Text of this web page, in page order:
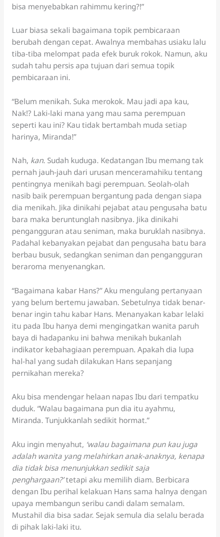
bisa menyebabkan rahimmu kering?!”
Luar biasa sekali bagaimana topik pembicaraan
berubah dengan cepat. Awalnya membahas usiaku lalu
tiba-tiba melompat pada efek buruk rokok. Namun, aku
sudah tahu persis apa tujuan dari semua topik
pembicaraan ini.
“Belum menikah. Suka merokok. Mau jadi apa kau,
Nak!? Laki-laki mana yang mau sama perempuan
seperti kau ini? Kau tidak bertambah muda setiap
harinya, Miranda!”
Nah, kan. Sudah kuduga. Kedatangan Ibu memang tak
pernah jauh-jauh dari urusan menceramahiku tentang
pentingnya menikah bagi perempuan. Seolah-olah
nasib baik perempuan bergantung pada dengan siapa
dia menikah. Jika dinikahi pejabat atau pengusaha batu
bara maka beruntunglah nasibnya. Jika dinikahi
pengangguran atau seniman, maka buruklah nasibnya.
Padahal kebanyakan pejabat dan pengusaha batu bara
berbau busuk, sedangkan seniman dan pengangguran
beraroma menyenangkan.
“Bagaimana kabar Hans?” Aku mengulang pertanyaan
yang belum bertemu jawaban. Sebetulnya tidak benar-
benar ingin tahu kabar Hans. Menanyakan kabar lelaki
itu pada Ibu hanya demi mengingatkan wanita paruh
baya di hadapanku ini bahwa menikah bukanlah
indikator kebahagiaan perempuan. Apakah dia lupa
hal-hal yang sudah dilakukan Hans sepanjang
pernikahan mereka?
Aku bisa mendengar helaan napas Ibu dari tempatku
duduk. “Walau bagaimana pun dia itu ayahmu,
Miranda. Tunjukkanlah sedikit hormat.”
Aku ingin menyahut, ‘walau bagaimana pun kau juga
adalah wanita yang melahirkan anak-anaknya, kenapa
dia tidak bisa menunjukkan sedikit saja
penghargaan?’tetapi aku memilih diam. Berbicara
dengan Ibu perihal kelakuan Hans sama halnya dengan
upaya membangun seribu candi dalam semalam.
Mustahil dia bisa sadar. Sejak semula dia selalu berada
di pihak laki-laki itu.